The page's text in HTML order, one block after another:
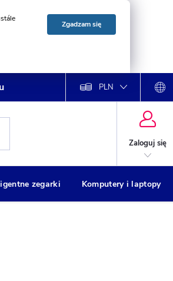
Zgadzam się
PLN
Zaloguj się
zegarki Komputery i laptopy